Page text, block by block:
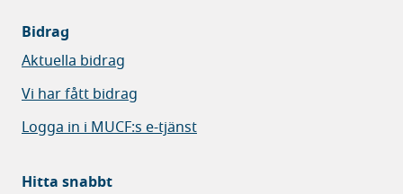
Bidrag
Aktuella bidrag
Vi har fått bidrag
Logga in i MUCF:s e-tjänst
Hitta snabbt